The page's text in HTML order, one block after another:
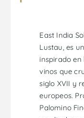
East India
Lustau, es
inspirado
vinos que
siglo XVII y
europeos.
Palomino